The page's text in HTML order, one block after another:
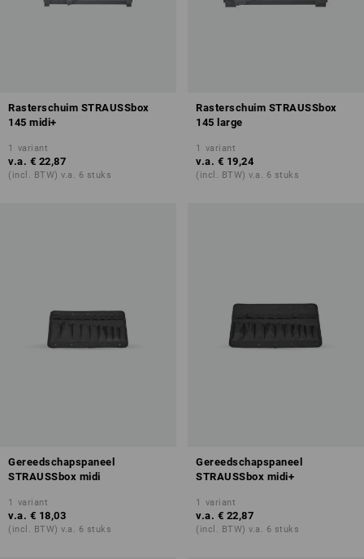
Rasterschuim STRAUSSbox
145 midi+
1 variant
v.a. € 22,87
(incl. BTW) v.a. 6 stuks
Rasterschuim STRAUSSbox
145 large
1 variant
v.a. € 19,24
(incl. BTW) v.a. 6 stuks
Gereedschapspaneel
STRAUSSbox midi
1 variant
v.a. € 18,03
(incl. BTW) v.a. 6 stuks
Gereedschapspaneel
STRAUSSbox midi+
1 variant
v.a. € 22,87
(incl. BTW) v.a. 6 stuks